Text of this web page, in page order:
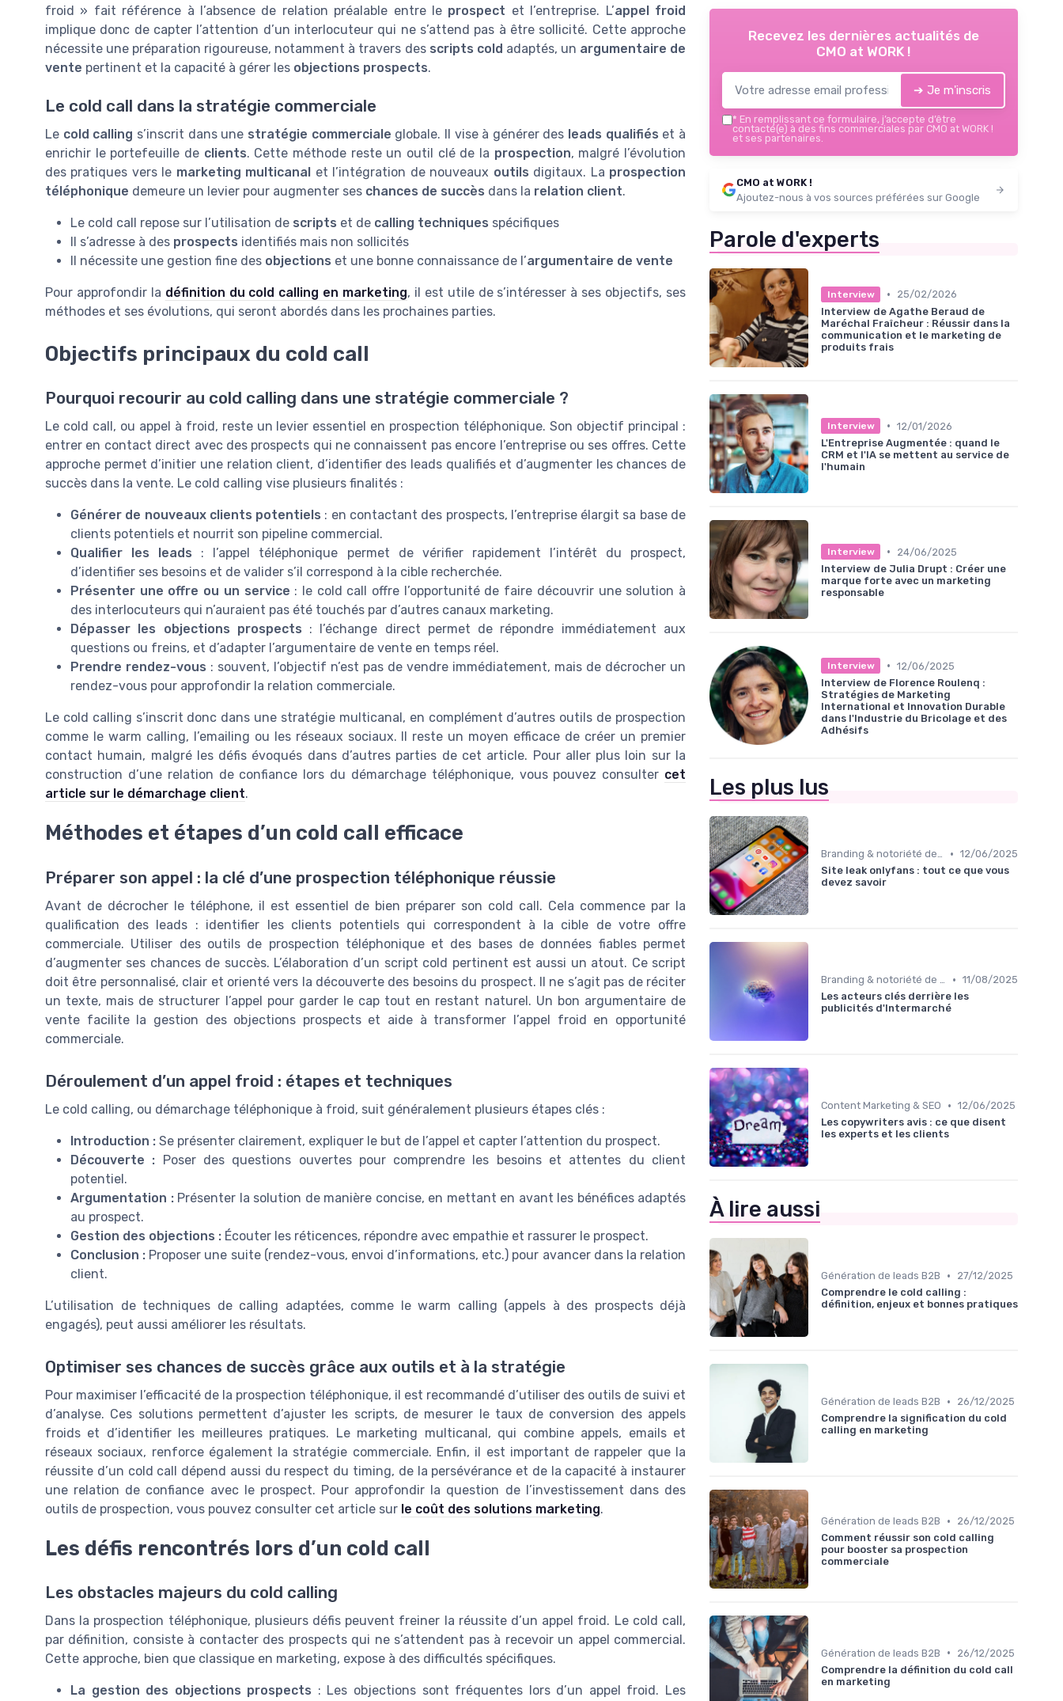
froid » fait référence à l’absence de relation préalable entre le prospect et l’entreprise. L’appel froid
implique donc de capter l’attention d’un interlocuteur qui ne s’attend pas à être sollicité. Cette approche
nécessite une préparation rigoureuse, notamment à travers des scripts cold adaptés, un argumentaire de
vente pertinent et la capacité à gérer les objections prospects.
Le cold call dans la stratégie commerciale
Le cold calling s’inscrit dans une stratégie commerciale globale. Il vise à générer des leads qualifiés et à
enrichir le portefeuille de clients. Cette méthode reste un outil clé de la prospection, malgré l’évolution
des pratiques vers le marketing multicanal et l’intégration de nouveaux outils digitaux. La prospection
téléphonique demeure un levier pour augmenter ses chances de succès dans la relation client.
Le cold call repose sur l’utilisation de scripts et de calling techniques spécifiques
Il s’adresse à des prospects identifiés mais non sollicités
Il nécessite une gestion fine des objections et une bonne connaissance de l’argumentaire de vente
Pour approfondir la définition du cold calling en marketing, il est utile de s’intéresser à ses objectifs, ses
méthodes et ses évolutions, qui seront abordés dans les prochaines parties.
Objectifs principaux du cold call
Pourquoi recourir au cold calling dans une stratégie commerciale ?
Le cold call, ou appel à froid, reste un levier essentiel en prospection téléphonique. Son objectif principal :
entrer en contact direct avec des prospects qui ne connaissent pas encore l’entreprise ou ses offres. Cette
approche permet d’initier une relation client, d’identifier des leads qualifiés et d’augmenter les chances de
succès dans la vente. Le cold calling vise plusieurs finalités :
Générer de nouveaux clients potentiels : en contactant des prospects, l’entreprise élargit sa base de
clients potentiels et nourrit son pipeline commercial.
Qualifier les leads : l’appel téléphonique permet de vérifier rapidement l’intérêt du prospect,
d’identifier ses besoins et de valider s’il correspond à la cible recherchée.
Présenter une offre ou un service : le cold call offre l’opportunité de faire découvrir une solution à
des interlocuteurs qui n’auraient pas été touchés par d’autres canaux marketing.
Dépasser les objections prospects : l’échange direct permet de répondre immédiatement aux
questions ou freins, et d’adapter l’argumentaire de vente en temps réel.
Prendre rendez-vous : souvent, l’objectif n’est pas de vendre immédiatement, mais de décrocher un
rendez-vous pour approfondir la relation commerciale.
Le cold calling s’inscrit donc dans une stratégie multicanal, en complément d’autres outils de prospection
comme le warm calling, l’emailing ou les réseaux sociaux. Il reste un moyen efficace de créer un premier
contact humain, malgré les défis évoqués dans d’autres parties de cet article. Pour aller plus loin sur la
construction d’une relation de confiance lors du démarchage téléphonique, vous pouvez consulter cet
article sur le démarchage client.
Méthodes et étapes d’un cold call efficace
Préparer son appel : la clé d’une prospection téléphonique réussie
Avant de décrocher le téléphone, il est essentiel de bien préparer son cold call. Cela commence par la
qualification des leads : identifier les clients potentiels qui correspondent à la cible de votre offre
commerciale. Utiliser des outils de prospection téléphonique et des bases de données fiables permet
d’augmenter ses chances de succès. L’élaboration d’un script cold pertinent est aussi un atout. Ce script
doit être personnalisé, clair et orienté vers la découverte des besoins du prospect. Il ne s’agit pas de réciter
un texte, mais de structurer l’appel pour garder le cap tout en restant naturel. Un bon argumentaire de
vente facilite la gestion des objections prospects et aide à transformer l’appel froid en opportunité
commerciale.
Déroulement d’un appel froid : étapes et techniques
Le cold calling, ou démarchage téléphonique à froid, suit généralement plusieurs étapes clés :
Introduction : Se présenter clairement, expliquer le but de l’appel et capter l’attention du prospect.
Découverte : Poser des questions ouvertes pour comprendre les besoins et attentes du client
potentiel.
Argumentation :Présenter la solution de manière concise, en mettant en avant les bénéfices adaptés
au prospect.
Gestion des objections : Écouter les réticences, répondre avec empathie et rassurer le prospect.
Conclusion : Proposer une suite (rendez-vous, envoi d’informations, etc.) pour avancer dans la relation
client.
L’utilisation de techniques de calling adaptées, comme le warm calling (appels à des prospects déjà
engagés), peut aussi améliorer les résultats.
Optimiser ses chances de succès grâce aux outils et à la stratégie
Pour maximiser l’efficacité de la prospection téléphonique, il est recommandé d’utiliser des outils de suivi et
d’analyse. Ces solutions permettent d’ajuster les scripts, de mesurer le taux de conversion des appels
froids et d’identifier les meilleures pratiques. Le marketing multicanal, qui combine appels, emails et
réseaux sociaux, renforce également la stratégie commerciale. Enfin, il est important de rappeler que la
réussite d’un cold call dépend aussi du respect du timing, de la persévérance et de la capacité à instaurer
une relation de confiance avec le prospect. Pour approfondir la question de l’investissement dans des
outils de prospection, vous pouvez consulter cet article sur le coût des solutions marketing.
Les défis rencontrés lors d’un cold call
Les obstacles majeurs du cold calling
Dans la prospection téléphonique, plusieurs défis peuvent freiner la réussite d’un appel froid. Le cold call,
par définition, consiste à contacter des prospects qui ne s’attendent pas à recevoir un appel commercial.
Cette approche, bien que classique en marketing, expose à des difficultés spécifiques.
La gestion des objections prospects : Les objections sont fréquentes lors d’un appel froid. Les
Recevez les dernières actualités de
CMO at WORK !
➔ Je m'inscris
* En remplissant ce formulaire, j’accepte d’être
contacté(e) à des fins commerciales par CMO at WORK !
et ses partenaires.
CMO at WORK !
Ajoutez-nous à vos sources préférées sur Google
Parole d'experts
Interview •
25/02/2026
Interview de Agathe Beraud de
Maréchal Fraîcheur : Réussir dans la
communication et le marketing de
produits frais
Interview • 12/01/2026
L'Entreprise Augmentée : quand le
CRM et l'IA se mettent au service de
l'humain
Interview •
24/06/2025
Interview de Julia Drupt : Créer une
marque forte avec un marketing
responsable
Interview • 12/06/2025
Interview de Florence Roulenq :
Stratégies de Marketing
International et Innovation Durable
dans l'Industrie du Bricolage et des
Adhésifs
Les plus lus
Branding & notoriété de marque • 12/06/2025
Site leak onlyfans : tout ce que vous
devez savoir
Branding & notoriété de marque • 11/08/2025
Les acteurs clés derrière les
publicités d'Intermarché
Content Marketing & SEO • 12/06/2025
Les copywriters avis : ce que disent
les experts et les clients
À lire aussi
Génération de leads B2B •
27/12/2025
Comprendre le cold calling :
définition, enjeux et bonnes pratiques
Génération de leads B2B •
26/12/2025
Comprendre la signification du cold
calling en marketing
Génération de leads B2B •
26/12/2025
Comment réussir son cold calling
pour booster sa prospection
commerciale
Génération de leads B2B •
26/12/2025
Comprendre la définition du cold call
en marketing